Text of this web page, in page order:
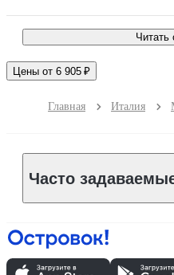
Читать
Цены от 6 905 ₽
Главная Италия
Часто